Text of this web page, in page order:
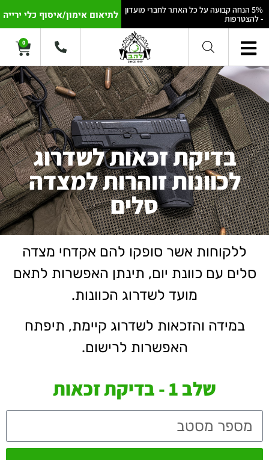
5% הנחה קבועה על כל האתר לחברי מועדון
- להצטרפות
לתיאום אימון/איסוף כלי ירייה
0
בדיקת זכאות לשדרוג
לכוונות זוהרות למצדה
סלים
ללקוחות אשר סופקו להם אקדחי מצדה
סלים עם כוונת יום, תינתן האפשרות לתאם
מועד לשדרוג הכוונות.
במידה והזכאות לשדרוג קיימת, תיפתח
האפשרות לרישום.
שלב 1 - בדיקת זכאות